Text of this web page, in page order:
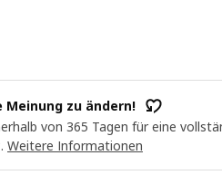
Meinung zu ändern!
von 365 Tagen für eine
Weitere Informationen